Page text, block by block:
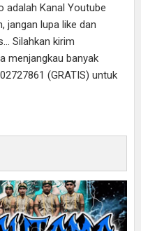
adalah Kanal Youtube
jangan lupa like dan
Silahkan kirim
menjangkau banyak
(GRATIS) untuk